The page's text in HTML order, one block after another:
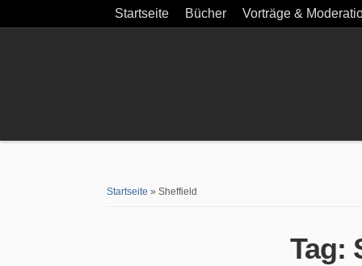
Startseite Bücher Vorträge &
Startseite » Sheffield
Tag: